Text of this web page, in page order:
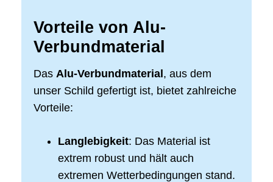
Vorteile von Alu-
Verbundmaterial
Das Alu-Verbundmaterial, aus dem
unser Schild gefertigt ist, bietet zahlreiche
Vorteile:
Langlebigkeit: Das Material ist
extrem robust und hält auch
extremen Wetterbedingungen stand.